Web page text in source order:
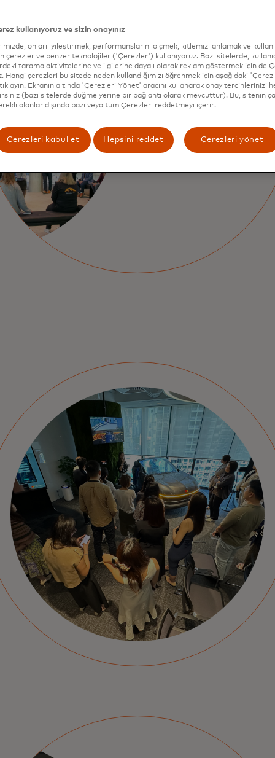
Dijital
anlatımı
yenilikçi
konseptler
kullanıyoruz ve sizin onayınız
onları iyileştirmek, performanslarını ölçmek, kitlemizi anlamak ve
çerezler ve benzer teknolojiler ('Çerezler') kullanıyoruz. Bazı sitelerde,
tarama aktivitelerine ve ilgilerine dayalı olarak reklam göstermek için de
Hangi çerezleri bu sitede neden kullandığımızı öğrenmek için aşağıdaki
Ekranın altında 'Çerezleri Yönet' aracını kullanarak onay tercihlerinizi
(bazı sitelerde düğme yerine bir bağlantı olarak mevcuttur). Bu, sitenin
olanlar dışında bazı veya tüm Çerezleri reddetmeyi içerir.
Çerezleri kabul et Hepsini reddet Çerezleri yönet